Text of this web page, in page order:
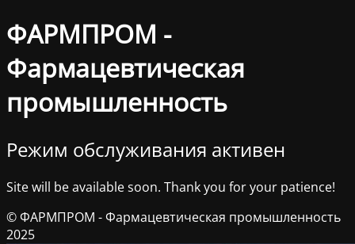
ФАРМПРОМ -
Фармацевтическая
промышленность
Режим обслуживания активен
Site will be available soon. Thank you for your patience!
© ФАРМПРОМ - Фармацевтическая промышленность
2025